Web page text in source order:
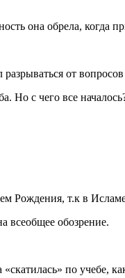
она обрела, когда
от
Но с чего все
Рождения, т.к в
всеобщее обозрение.
по учебе,